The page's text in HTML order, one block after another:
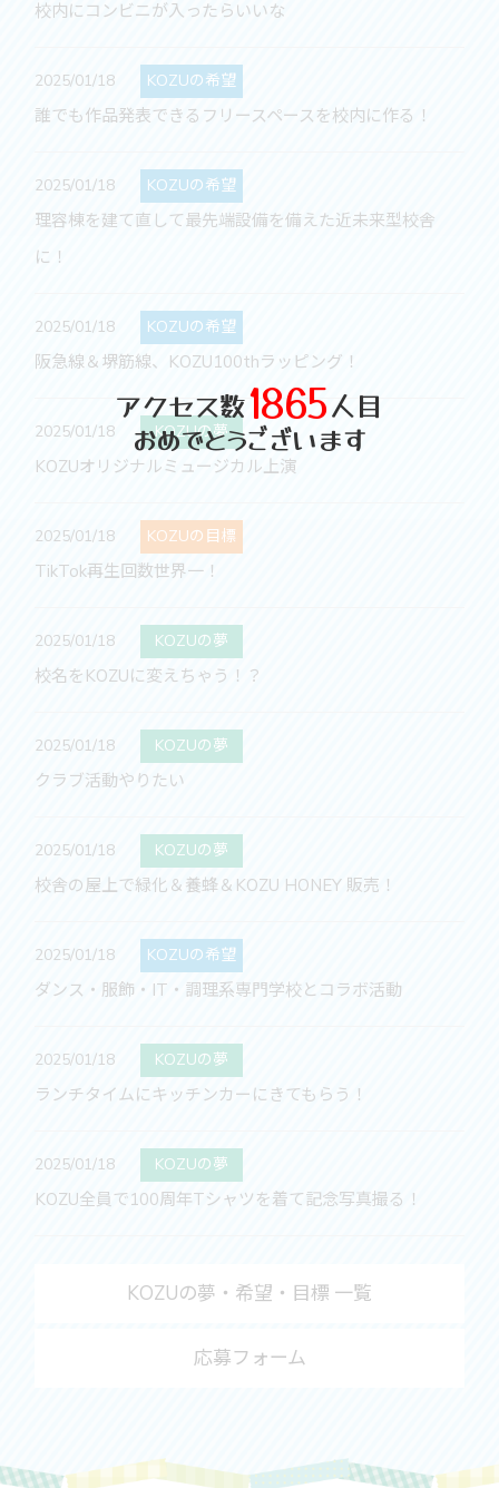
アクセス数1865人目
おめでとうございます
校内にコンビニが入ったらいいな
2025/01/18 KOZUの希望
誰でも作品発表できるフリースペースを校内に作る！
2025/01/18 KOZUの希望
理容棟を建て直して最先端設備を備えた近未来型校舎
に！
2025/01/18 KOZUの希望
阪急線＆堺筋線、KOZU100thラッピング！
2025/01/18 KOZUの夢
KOZUオリジナルミュージカル上演
2025/01/18 KOZUの目標
TikTok再生回数世界一！
2025/01/18 KOZUの夢
校名をKOZUに変えちゃう！？
2025/01/18 KOZUの夢
クラブ活動やりたい
2025/01/18 KOZUの夢
校舎の屋上で緑化＆養蜂＆KOZU HONEY 販売！
2025/01/18 KOZUの希望
ダンス・服飾・IT・調理系専門学校とコラボ活動
2025/01/18 KOZUの夢
ランチタイムにキッチンカーにきてもらう！
2025/01/18 KOZUの夢
KOZU全員で100周年Tシャツを着て記念写真撮る！
KOZUの夢・希望・目標 一覧
応募フォーム